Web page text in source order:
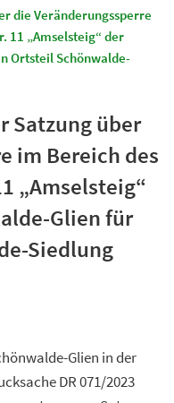
die Veränderungssperre
11 „Amselsteig“ der
Ortsteil Schönwalde-
Satzung über
im Bereich des
„Amselsteig“
Glien für
Siedlung
Glien in der
DR 071/2023